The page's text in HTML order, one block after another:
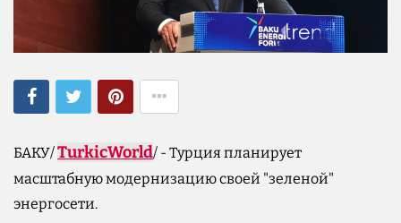
БАКУ/TurkicWorld/ - Турция планирует
масштабную модернизацию своей "зеленой"
энергосети.